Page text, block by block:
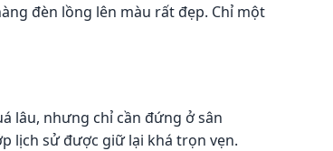
đèn lồng lên màu rất đẹp. Chỉ một
lâu, nhưng chỉ cần đứng ở sân
lịch sử được giữ lại khá trọn vẹn.